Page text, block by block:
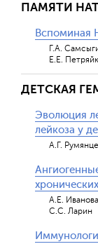
ПАМЯТИ
Вспоминая
Г.А.
Е.Е.
ДЕТСКАЯ
Эволюция
лейкоза у
А.Г.
А.Е.
С.С. Ларин